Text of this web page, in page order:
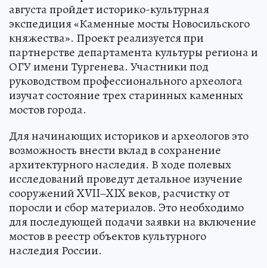
августа пройдет историко-культурная
экспедиция «Каменные мосты Новосильского
княжества». Проект реализуется при
партнерстве департамента культуры региона и
ОГУ имени Тургенева. Участники под
руководством профессионального археолога
изучат состояние трех старинных каменных
мостов города.
Для начинающих историков и археологов это
возможность внести вклад в сохранение
архитектурного наследия. В ходе полевых
исследований проведут детальное изучение
сооружений XVII–XIX веков, расчистку от
поросли и сбор материалов. Это необходимо
для последующей подачи заявки на включение
мостов в реестр объектов культурного
наследия России.